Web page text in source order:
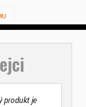
produkt je